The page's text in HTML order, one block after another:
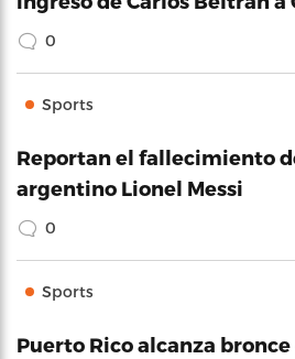
0
Sports
Reportan el fallecimiento
argentino Lionel Messi
0
Sports
Puerto Rico alcanza